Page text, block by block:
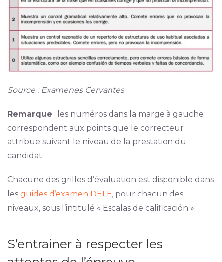
Source : Examenes Cervantes
Remarque : les numéros dans la marge à gauche
correspondent aux points que le correcteur
attribue suivant le niveau de la prestation du
candidat.
Chacune des grilles d’évaluation est disponible dans
les guides d’examen DELE, pour chacun des
niveaux, sous l’intitulé « Escalas de calificación ».
S’entrainer à respecter les